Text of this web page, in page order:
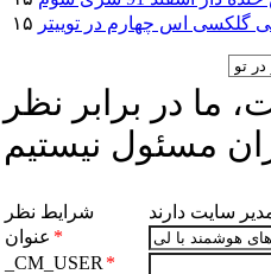
اس چهارم در توییتر
در برابر نظر
مسئول نیستیم
شرایط نظر
سایت دارند
عنوان *
_CM_USER *